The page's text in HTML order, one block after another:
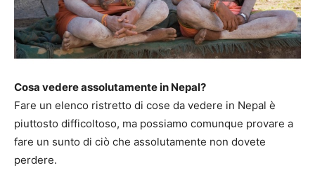
Cosa vedere assolutamente in Nepal?
Fare un elenco ristretto di cose da vedere in Nepal è
piuttosto difficoltoso, ma possiamo comunque provare a
fare un sunto di ciò che assolutamente non dovete
perdere.